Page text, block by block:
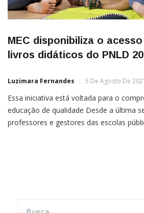
MEC disponibiliza o
livros didáticos do PNLD
Luzimara Fernandes 5 De Agosto De
Essa iniciativa está voltada para o
educação de qualidade Desde a última
professores e gestores das escolas